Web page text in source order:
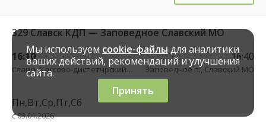
329 Славск КДП — Заповедное Славский МО
16:10
Славск Кассово-диспетчрский пункт
16:40
Заповедное п., Славский МО
Пн,Вт,Ср,Пт,Сб
с 03.01.2026
Мы используем cookie-файлы для аналитики
ваших действий, рекомендаций и улучшения
сайта.
Принять